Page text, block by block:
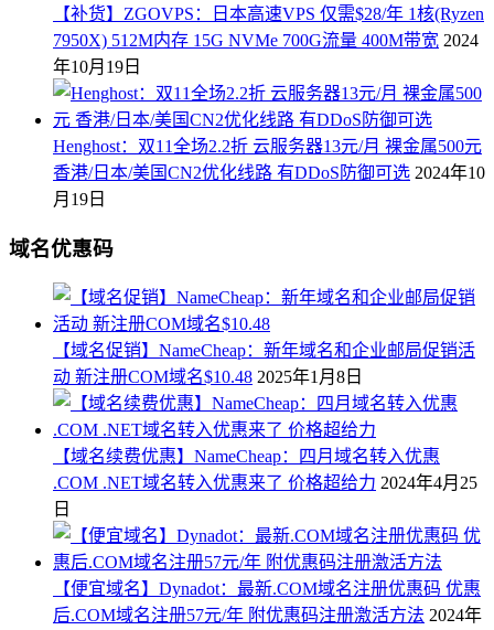
【补货】ZGOVPS：日本高速VPS 仅需$28/年 1核(Ryzen
7950X) 512M内存 15G NVMe 700G流量 400M带宽 2024
年10月19日
Henghost：双11全场2.2折 云服务器13元/月 裸金属500元
香港/日本/美国CN2优化线路 有DDoS防御可选 2024年10
月19日
域名优惠码
【域名促销】NameCheap：新年域名和企业邮局促销活
动 新注册COM域名$10.48 2025年1月8日
【域名续费优惠】NameCheap：四月域名转入优惠
.COM .NET域名转入优惠来了 价格超给力 2024年4月25
日
【便宜域名】Dynadot：最新.COM域名注册优惠码 优惠
后.COM域名注册57元/年 附优惠码注册激活方法 2024年